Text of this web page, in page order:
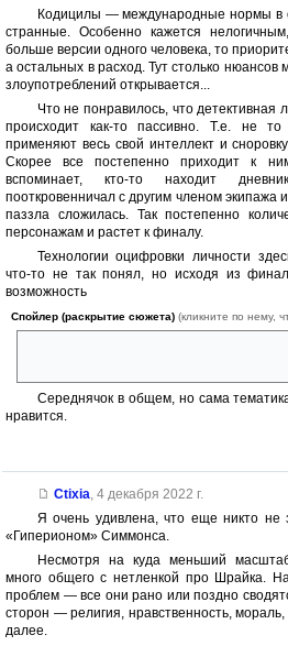
Кодицилы — международные нормы в
странные. Особенно кажется
больше версии одного человека, то
а остальных в расход. Тут столько нюансов
злоупотреблений открывается...
Что не понравилось, что
происходит как-то пассивно. Т.е. не
применяют весь свой интеллект и
Скорее все постепенно приходит к
вспоминает, кто-то находит
пооткровенничал с другим членом экипажа
паззла сложилась. Так постепенно
персонажам и растет к финалу.
Технологии оцифровки личности
что-то не так понял, но исходя из
возможность
Спойлер (раскрытие сюжета) (кликните по нему,
Середнячок в общем, но сама
нравится.
Ctixia, 4 декабря 2022 г.
Я очень удивлена, что еще никто не
«Гиперионом» Симмонса.
Несмотря на куда меньший
много общего с нетленкой про Шрайка.
проблем — все они рано или поздно
сторон — религия, нравственность,
далее.